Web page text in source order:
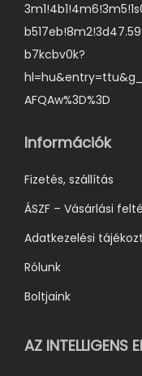
b7kcbv0k?
AFQAw%3D%3D
Információk
Fizetés, szállítás
ÁSZF – Vásárlási
Adatkezelési
Rólunk
Boltjaink
AZ INTELLIGENS